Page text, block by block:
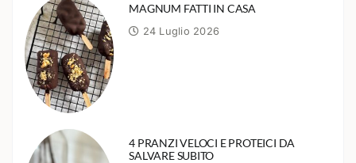
MAGNUM FATTI IN CASA
24 Luglio 2026
4 PRANZI VELOCI E PROTEICI DA
SALVARE SUBITO